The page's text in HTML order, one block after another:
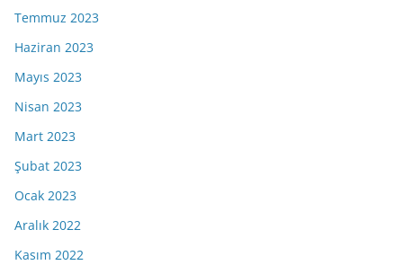
Temmuz 2023
Haziran 2023
Mayıs 2023
Nisan 2023
Mart 2023
Şubat 2023
Ocak 2023
Aralık 2022
Kasım 2022